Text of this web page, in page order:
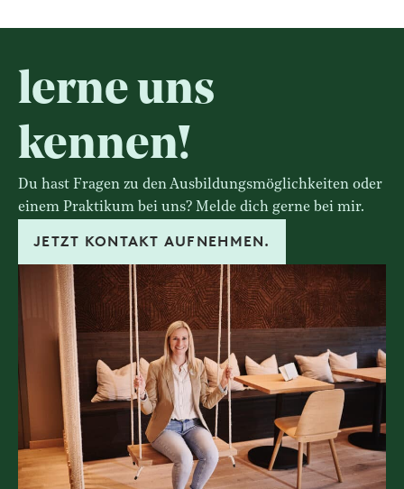
lerne uns
kennen!
Du hast Fragen zu den Ausbildungsmöglichkeiten oder
einem Praktikum bei uns? Melde dich gerne bei mir.
JETZT KONTAKT AUFNEHMEN.